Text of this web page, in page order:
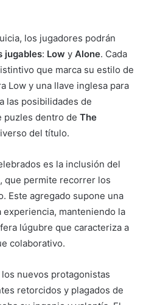
los jugadores podrán
jugables: Low y Alone. Cada
que marca su estilo de
Low y una llave inglesa para
las posibilidades de
puzles dentro de The
del título.
es la inclusión del
, que permite recorrer los
Este agregado supone una
manteniendo la
lúgubre que caracteriza a
colaborativo.
nuevos protagonistas
retorcidos y plagados de